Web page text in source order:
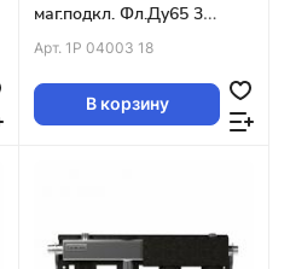
маг.подкл. Фл.Ду65 3
контура G1¼″ вверх или
Арт. 1P 04003 18
В корзину